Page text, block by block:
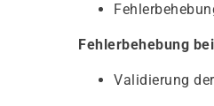
Fehlerbehebung
Validierung